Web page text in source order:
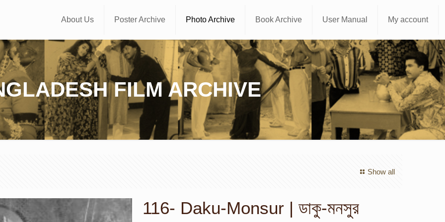
About Us Poster Archive Photo Archive Book Archive User Manual My account
FILM ARCHIVE
Show all
116- Daku-Monsur | ডাকু-মনসুর